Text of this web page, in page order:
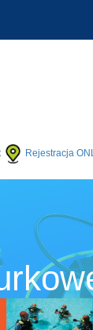
Rejestracja